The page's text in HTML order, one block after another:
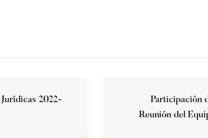
2022-
Participación
Reunión del